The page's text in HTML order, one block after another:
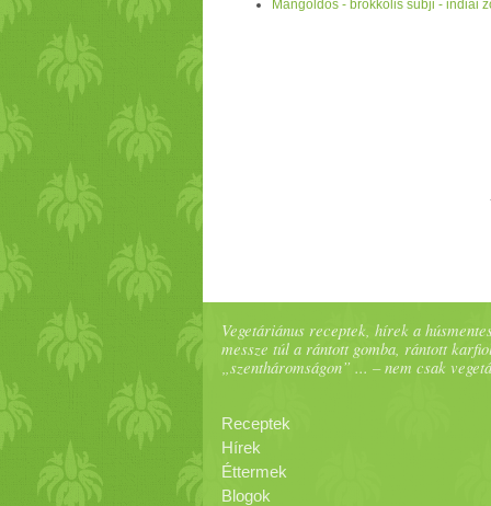
Mángoldos - brokkolis subji - indiai
Vegetáriánus receptek, hírek a
messze túl a rántott gomba, rántott
„szentháromságon” ... – nem csak
Receptek
Hírek
Éttermek
Blogok